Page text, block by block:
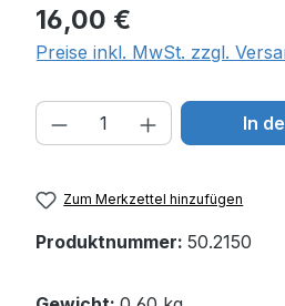
Regulärer Preis:
16,00 €
Preise inkl. MwSt. zzgl.
Produkt Anzahl: Gib
In
Zum Merkzettel hinzufügen
Produktnummer: 50.2150